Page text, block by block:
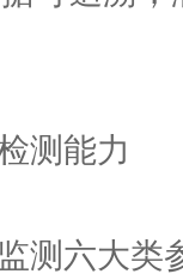
测能力
六大类